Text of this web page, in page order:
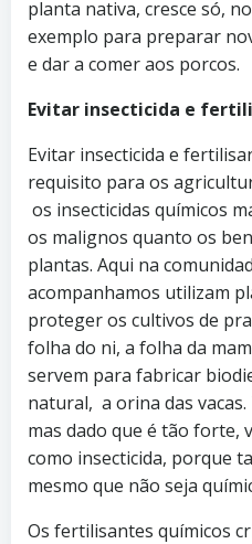
planta nativa, cresce só,
exemplo para preparar
e dar a comer aos porcos.
Evitar insecticida e
Evitar insecticida e
requisito para os
os insecticidas químicos
os malignos quanto os
plantas. Aqui na
acompanhamos utilizam
proteger os cultivos de
folha do ni, a folha da
servem para fabricar
natural, a orina das
mas dado que é tão forte,
como insecticida, porque
mesmo que não seja
Os fertilisantes químicos